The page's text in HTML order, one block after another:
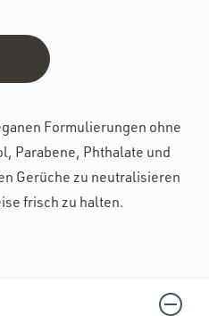
Formulierungen ohne
Parabene, Phthalate und
Gerüche zu neutralisieren
frisch zu halten.